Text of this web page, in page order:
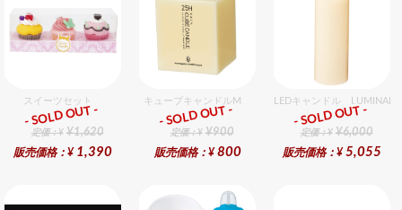
スイーツセット
ギフト
定価：¥ ¥1,620
販売価格：¥ 1,390
- SOLD OUT -
キューブキャンドルM
ギフト
定価：¥ ¥900
販売価格：¥ 800
- SOLD OUT -
LEDキャンドル
ギフト
定価：¥ ¥6,000
販売価格：¥ 5,055
- SOLD OUT -